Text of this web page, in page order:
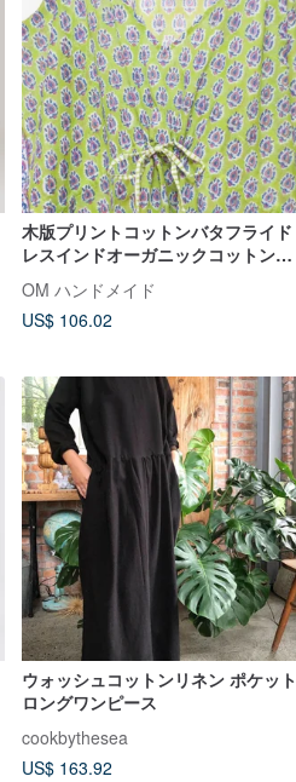
木版プリントコットンバタフライド
レスインドオーガニックコットンイ
ンドブロックプリント木版プリント
スモックフラワー
OM ハンドメイド
US$ 106.02
ウォッシュコットンリネン ポケット
ロングワンピース
cookbythesea
US$ 163.92